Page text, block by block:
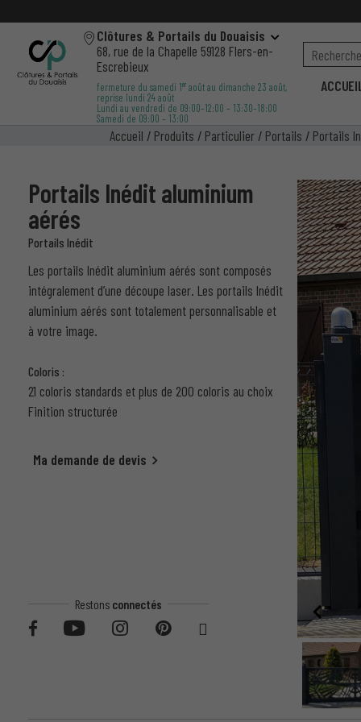
Clôtures & Portails du Douaisis
68, rue de la Chapelle 59128 Flers-en-
Escrebieux
fermeture du samedi 1eraoût au dimanche 23 août,
reprise lundi 24 août
Lundi au vendredi de 09:00–12:00 – 13:30–18:00
Samedi de 09:00 – 13:00
ACCUEIL
Accueil / Produits / Particulier / Portails / Portails
Portails Inédit aluminium
aérés
Portails Inédit
Les portails Inédit aluminium aérés sont composés
intégralement d’une découpe laser. Les portails Inédit
aluminium aérés sont totalement personnalisable et
à votre image.
Coloris :
21 coloris standards et plus de 200 coloris au choix
Finition structurée
Ma demande de devis
Restons connectés